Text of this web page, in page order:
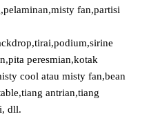
fan,partisi
peresmian,kotak
cool atau misty fan,bean
antrian,tiang
dll.